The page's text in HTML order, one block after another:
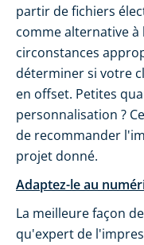
partir de fichiers
comme alternative
circonstances
déterminer si votre
en offset. Petites
personnalisation ?
de recommander
projet donné.
Adaptez-le au
La meilleure façon
qu'expert de